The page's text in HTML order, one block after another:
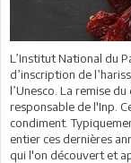
L’Institut National du
d’inscription de
l’Unesco. La remise
responsable de l'Inp.
condiment.
entier ces dernières
qui l'on découvert et